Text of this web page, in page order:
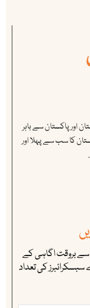
اور پاکستان سے باہر
کا سب سے پہلا اور
سے بروقت اگاہی کے
کی تعداد